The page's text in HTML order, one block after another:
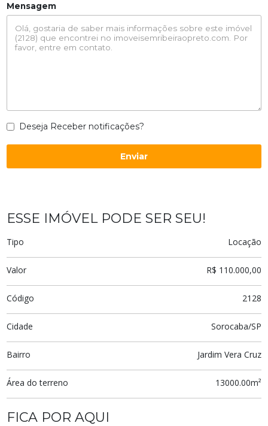
Mensagem
Deseja Receber notificações?
Enviar
ESSE IMÓVEL PODE SER SEU!
Tipo Locação
Valor R$ 110.000,00
Código 2128
Cidade Sorocaba/SP
Bairro Jardim Vera Cruz
Área do terreno 13000.00m²
FICA POR AQUI